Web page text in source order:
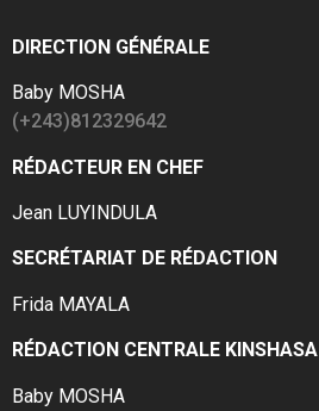
DIRECTION GÉNÉRALE
Baby MOSHA
(+243)812329642
RÉDACTEUR EN CHEF
Jean LUYINDULA
SECRÉTARIAT DE RÉDACTION
Frida MAYALA
RÉDACTION CENTRALE KINSHASA
Baby MOSHA